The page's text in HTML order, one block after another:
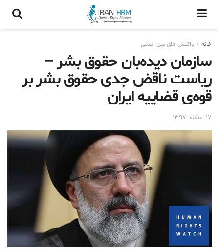
خانه واکنش های بین المللی
سازمان دیده‌بان حقوق بشر –
ریاست ناقض جدی حقوق بشر بر
قوه‌ی قضاییه ایران
۱۷ اسفند ۱۳۹۷